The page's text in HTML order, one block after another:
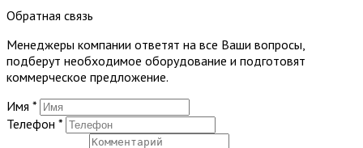
Обратная связь
Менеджеры компании ответят на все Ваши вопросы,
подберут необходимое оборудование и подготовят
коммерческое предложение.
Имя *
Телефон *